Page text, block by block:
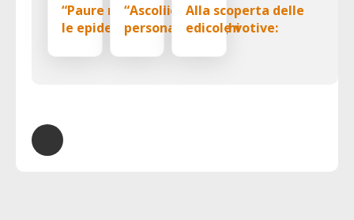
“Paure medievali:
le epidemie ad
“Ascoli e Dante
personaggi luoghi
Alla scoperta delle
edicole votive: